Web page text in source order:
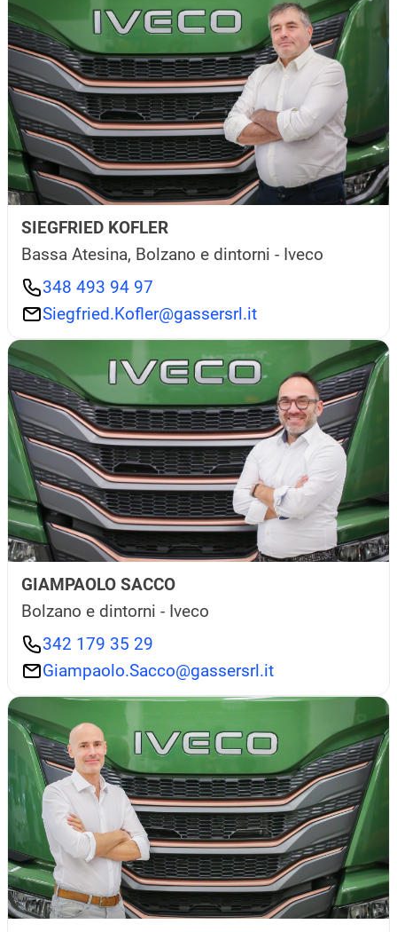
SIEGFRIED KOFLER
Bassa Atesina, Bolzano e dintorni - Iveco
348 493 94 97
Siegfried.Kofler@gassersrl.it
GIAMPAOLO SACCO
Bolzano e dintorni - Iveco
342 179 35 29
Giampaolo.Sacco@gassersrl.it